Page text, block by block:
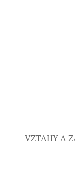
VZTAHY A